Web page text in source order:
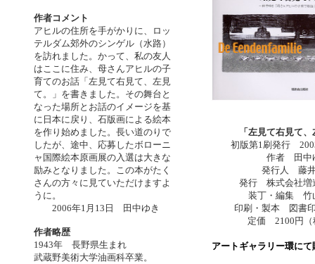
作者コメント
アヒルの住所を手がかりに、ロッ
テルダム郊外のシンゲル（水路）
を訪れました。かって、私の友人
はここに住み、母さんアヒルの子
育てのお話「左見て右見て、左見
て。」を書きました。その舞台と
なった場所とお話のイメージを基
に日本に戻り、石版画による絵本
を作り始めました。長い道のりで
したが、途中、応募したボローニ
ャ国際絵本原画展の入選は大きな
励みとなりました。この本がたく
さんの方々に見ていただけますよ
うに。
2006年1月13日 田中ゆき
作者略歴
1943年 長野県生まれ
武蔵野美術大学油画科卒業。
「左見て右見て
初版第1刷発行
作者 田中
発行人 藤
発行 株式会社増
装丁・編集 竹
印刷・製本 図書
定価 2100円（
アートギャラリー環に